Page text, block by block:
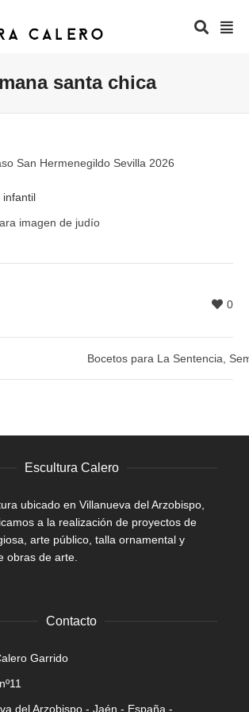
santa chica
imagen de judío
0
Bocetos para La Sentencia,
Escultura Calero
ubicado en Villanueva del Arzobispo,
a la realización de proyectos de
arte público, talla ornamental y
obras de arte.
Contacto
Garrido
del Arzobispo - Jaén - España -